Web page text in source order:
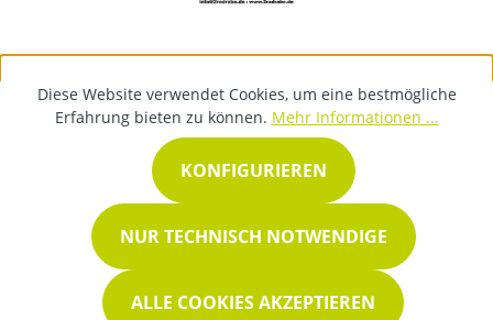
Diese Website verwendet Cookies, um eine bestmögliche
Erfahrung bieten zu können. Mehr Informationen ...
NUR TECHNISCH NOTWENDIGE
KONFIGURIEREN
ALLE COOKIES AKZEPTIEREN